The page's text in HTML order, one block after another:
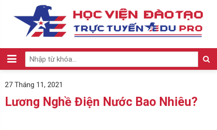
27 Tháng 11, 2021
Lương Nghề Điện Nước Bao Nhiêu?